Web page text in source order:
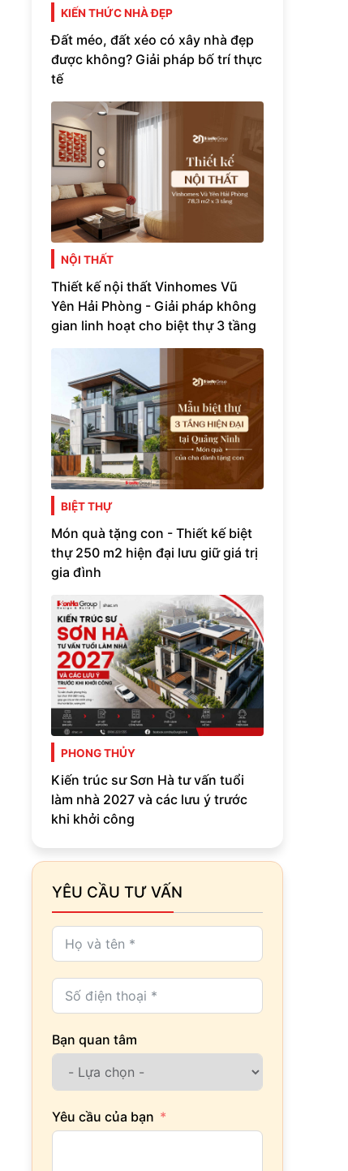
KIẾN THỨC NHÀ ĐẸP
Đất méo, đất xéo có xây nhà đẹp
được không? Giải pháp bố trí thực
tế
NỘI THẤT
Thiết kế nội thất Vinhomes Vũ
Yên Hải Phòng - Giải pháp không
gian linh hoạt cho biệt thự 3 tầng
BIỆT THỰ
Món quà tặng con - Thiết kế biệt
thự 250 m2 hiện đại lưu giữ giá trị
gia đình
PHONG THỦY
Kiến trúc sư Sơn Hà tư vấn tuổi
làm nhà 2027 và các lưu ý trước
khi khởi công
YÊU CẦU TƯ VẤN
Bạn quan tâm
Yêu cầu của bạn